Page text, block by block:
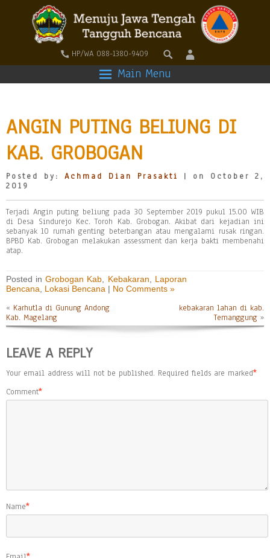
HP/WA 088-1380-9409
Main Menu
ANGIN PUTING BELIUNG DI
KAB. GROBOGAN
Posted by: Achmad Dian Prasakti
| on October 2,
2019
Terjadi Angin puting beliung pada 30 September 2019 pukul 15.00 WIB
di Desa Sindurejo Kec. Toroh Kab. Grobogan. Akibat dari kejadian ini
sebanyak 10 rumah genting beterbangan atau mengalami rusak ringan.
BPBD Kab. Grobogan melakukan assessment dan kerja bakti membenahi
atap.
Posted inGrobogan Kab Kebakaran
Laporan
Bencana
Lokasi Bencana | No Comments »
« Karhutla di Gunung Andong
Kab. Magelang
kebakaran lahan di kab.
Temanggung »
LEAVE A REPLY
Your email address will not be published. Required fields are marked*
Comment*
Name*